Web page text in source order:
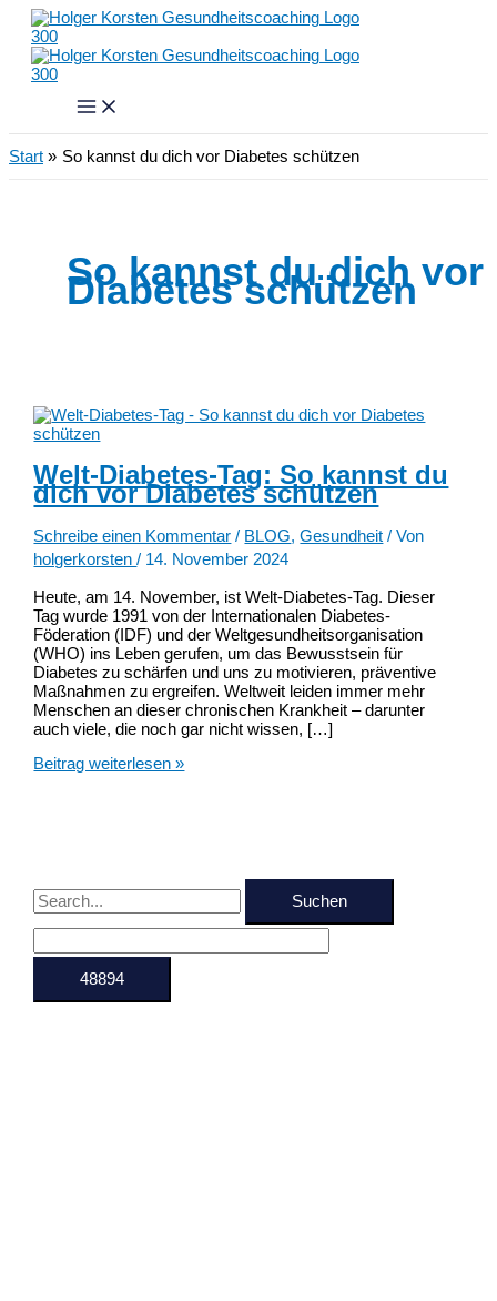
Zum
Inhalt
springen
Start So kannst du dich vor Diabetes schützen
So kannst du dich vor
Diabetes schützen
Welt-Diabetes-Tag: So kannst du
dich vor Diabetes schützen
Schreibe einen Kommentar / BLOG,Gesundheit / Von
holgerkorsten/ 14. November 2024
Heute, am 14. November, ist Welt-Diabetes-Tag. Dieser
Tag wurde 1991 von der Internationalen Diabetes-
Föderation (IDF) und der Weltgesundheitsorganisation
(WHO) ins Leben gerufen, um das Bewusstsein für
Diabetes zu schärfen und uns zu motivieren, präventive
Maßnahmen zu ergreifen. Weltweit leiden immer mehr
Menschen an dieser chronischen Krankheit – darunter
auch viele, die noch gar nicht wissen, […]
Welt-
vor
Diabetes
schützen
Beitrag weiterlesen »
S
u
c